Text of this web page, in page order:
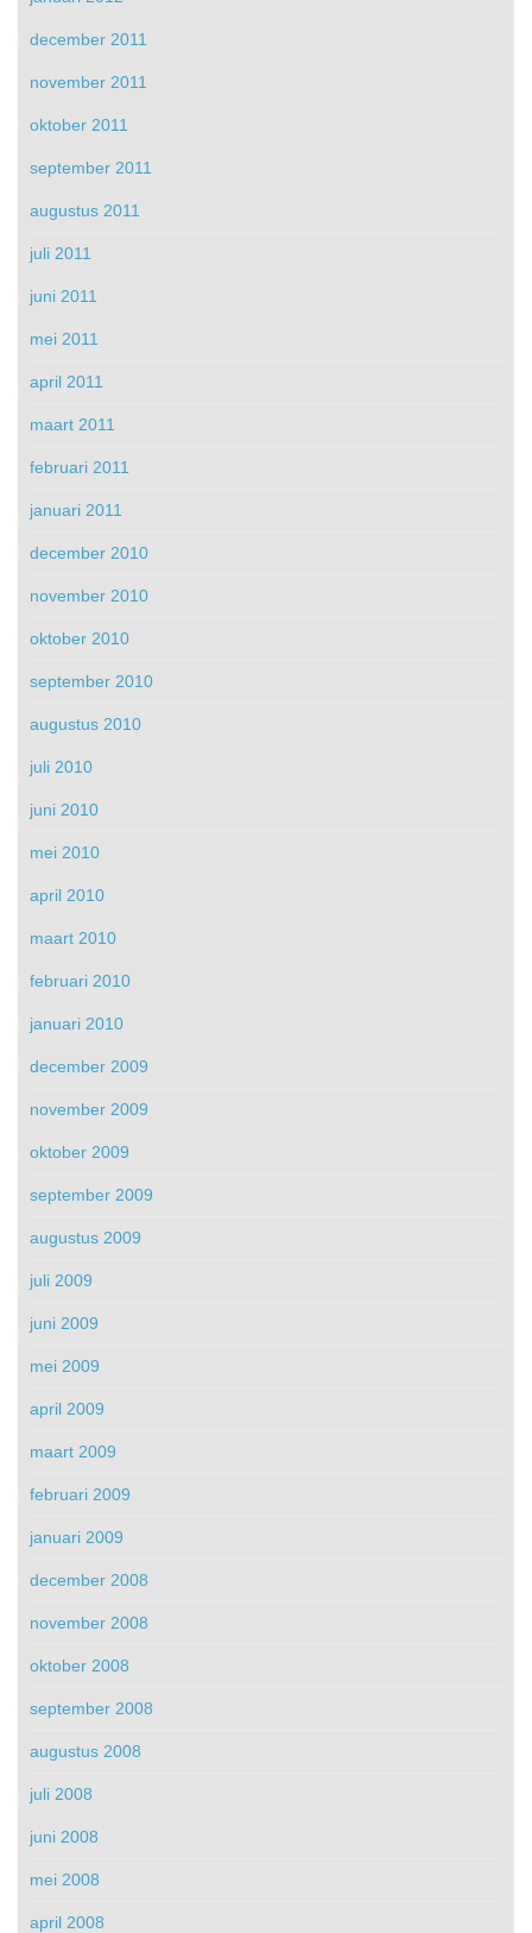
december 2011
november 2011
oktober 2011
september 2011
augustus 2011
juli 2011
juni 2011
mei 2011
april 2011
maart 2011
februari 2011
januari 2011
december 2010
november 2010
oktober 2010
september 2010
augustus 2010
juli 2010
juni 2010
mei 2010
april 2010
maart 2010
februari 2010
januari 2010
december 2009
november 2009
oktober 2009
september 2009
augustus 2009
juli 2009
juni 2009
mei 2009
april 2009
maart 2009
februari 2009
januari 2009
december 2008
november 2008
oktober 2008
september 2008
augustus 2008
juli 2008
juni 2008
mei 2008
april 2008